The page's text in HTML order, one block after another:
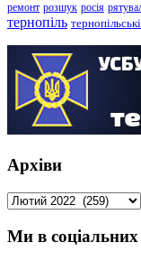
ремонт розшук росія
тернопіль
Архіви
Архіви
Ми в